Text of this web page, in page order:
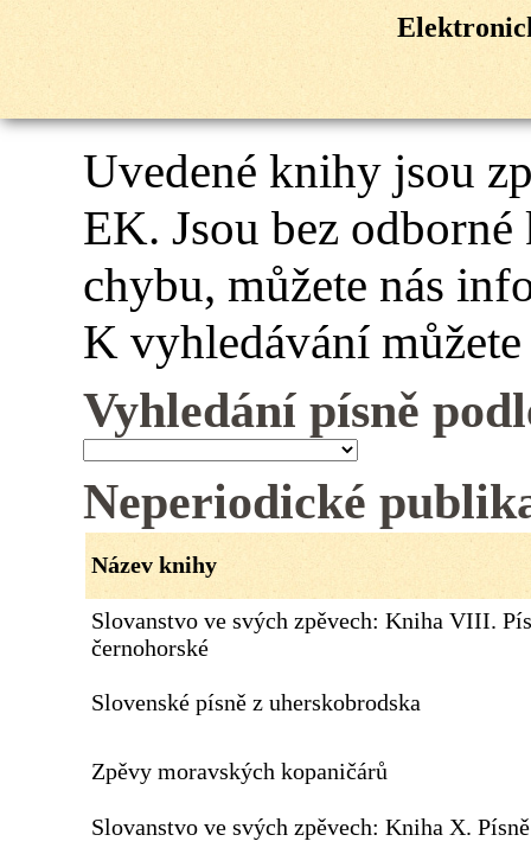
Uvedené knihy jsou
EK. Jsou bez
chybu, můžete nás
K vyhledávání
Vyhledání písně
Neperiodické
Název knihy
Slovanstvo ve svých zpěvech: Kniha VIII.
černohorské
Slovenské písně z uherskobrodska
Zpěvy moravských kopaničárů
Slovanstvo ve svých zpěvech: Kniha X.